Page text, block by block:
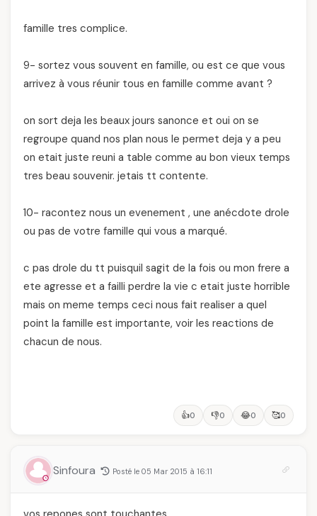
famille tres complice.
9- sortez vous souvent en famille, ou est ce que vous
arrivez à vous réunir tous en famille comme avant ?
on sort deja les beaux jours sanonce et oui on se
regroupe quand nos plan nous le permet deja y a peu
on etait juste reuni a table comme au bon vieux temps
tres beau souvenir. jetais tt contente.
10- racontez nous un evenement , une anécdote drole
ou pas de votre famille qui vous a marqué.
c pas drole du tt puisquil sagit de la fois ou mon frere a
ete agresse et a failli perdre la vie c etait juste horrible
mais on meme temps ceci nous fait realiser a quel
point la famille est importante, voir les reactions de
chacun de nous.
👍0 👎0 😂0 🥰0
Sinfoura Posté le 05 Mar 2015 à 16:11